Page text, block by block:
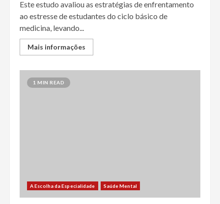
Este estudo avaliou as estratégias de enfrentamento
ao estresse de estudantes do ciclo básico de
medicina, levando...
Mais informações
1 MIN READ
A Escolha da Especialidade Saúde Mental